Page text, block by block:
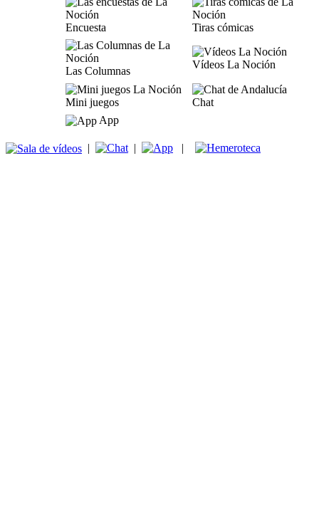
Encuesta Tiras cómicas
Las Columnas
Vídeos La Noción
Mini juegos
Chat
App
| | |